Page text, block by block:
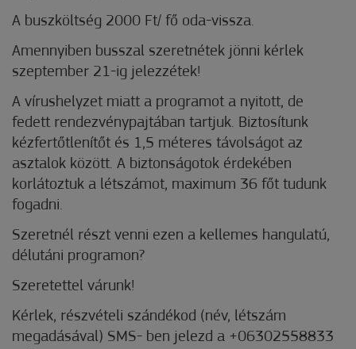
A buszköltség 2000 Ft/ fő oda-vissza.
Amennyiben busszal szeretnétek jönni kérlek
szeptember 21-ig jelezzétek!
A vírushelyzet miatt a programot a nyitott, de
fedett rendezvénypajtában tartjuk. Biztosítunk
kézfertőtlenítőt és 1,5 méteres távolságot az
asztalok között. A biztonságotok érdekében
korlátoztuk a létszámot, maximum 36 főt tudunk
fogadni.
Szeretnél részt venni ezen a kellemes hangulatú,
délutáni programon?
Szeretettel várunk!
Kérlek, részvételi szándékod (név, létszám
megadásával) SMS- ben jelezd a +06302558833